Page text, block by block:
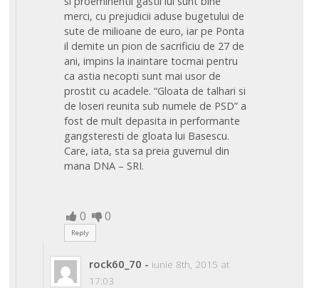
merci, cu prejudicii aduse bugetului de
sute de milioane de euro, iar pe Ponta
il demite un pion de sacrificiu de 27 de
ani, impins la inaintare tocmai pentru
ca astia necopti sunt mai usor de
prostit cu acadele. “Gloata de talhari si
de loseri reunita sub numele de PSD” a
fost de mult depasita in performante
gangsteresti de gloata lui Basescu.
Care, iata, sta sa preia guvernul din
mana DNA – SRI.
0 0
Reply
rock60_70 - iunie 8th, 2015 at
17:03